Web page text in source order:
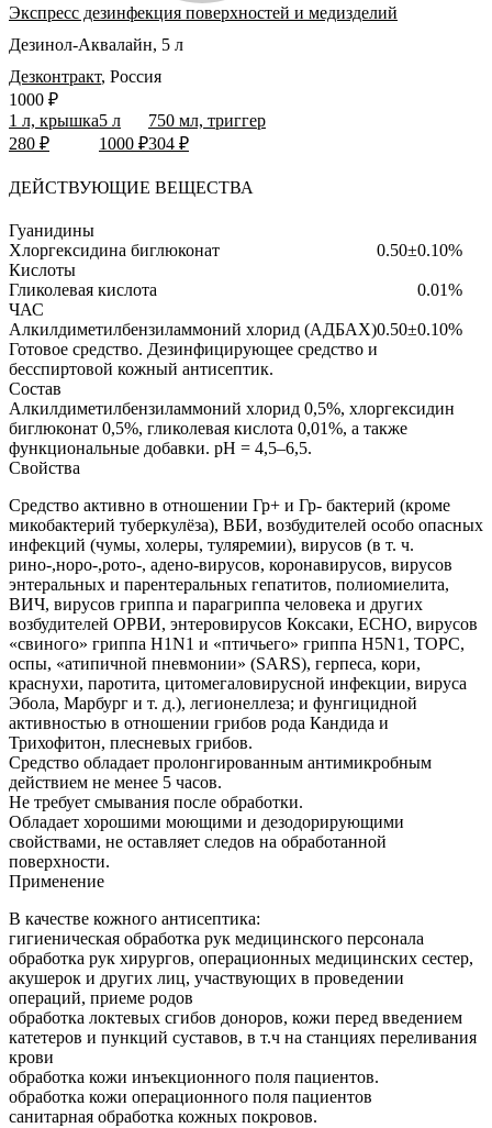
Экспресс дезинфекция поверхностей и медизделий
Дезинол-Аквалайн, 5 л
Дезконтракт, Россия
1 л, крышка
280 ₽
5 л
1000 ₽
750 мл, триггер
304 ₽
ДЕЙСТВУЮЩИЕ ВЕЩЕСТВА
Гуанидины
Хлоргексидина биглюконат
0.50±0.10%
Кислоты
Гликолевая кислота
0.01%
ЧАС
Алкилдиметилбензиламмоний хлорид (АДБАХ)0.50±0.10%
Готовое средство. Дезинфицирующее средство и
бесспиртовой кожный антисептик.
Состав
Алкилдиметилбензиламмоний хлорид 0,5%, хлоргексидин
биглюконат 0,5%, гликолевая кислота 0,01%, а также
функциональные добавки. pH = 4,5–6,5.
Свойства
Средство активно в отношении Гр+ и Гр- бактерий (кроме
микобактерий туберкулёза), ВБИ, возбудителей особо опасных
инфекций (чумы, холеры, туляремии), вирусов (в т. ч.
рино-,норо-,рото-, адено-вирусов, коронавирусов, вирусов
энтеральных и парентеральных гепатитов, полиомиелита,
ВИЧ, вирусов гриппа и парагриппа человека и других
возбудителей ОРВИ, энтеровирусов Коксаки, ЕСНО, вирусов
«свиного» гриппа H1N1 и «птичьего» гриппа H5N1, ТОРС,
оспы, «атипичной пневмонии» (SARS), герпеса, кори,
краснухи, паротита, цитомегаловирусной инфекции, вируса
Эбола, Марбург и т. д.), легионеллеза; и фунгицидной
активностью в отношении грибов рода Кандида и
Трихофитон, плесневых грибов.
Средство обладает пролонгированным антимикробным
действием не менее 5 часов.
Не требует смывания после обработки.
Обладает хорошими моющими и дезодорирующими
свойствами, не оставляет следов на обработанной
поверхности.
Применение
В качестве кожного антисептика:
гигиеническая обработка рук медицинского персонала
обработка рук хирургов, операционных медицинских сестер,
акушерок и других лиц, участвующих в проведении
операций, приеме родов
обработка локтевых сгибов доноров, кожи перед введением
катетеров и пункций суставов, в т.ч на станциях переливания
крови
обработка кожи инъекционного поля пациентов.
обработка кожи операционного поля пациентов
санитарная обработка кожных покровов.
1000 ₽